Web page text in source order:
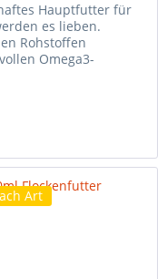
Hauptfutter für
es lieben.
Rohstoffen
Omega3-
Art